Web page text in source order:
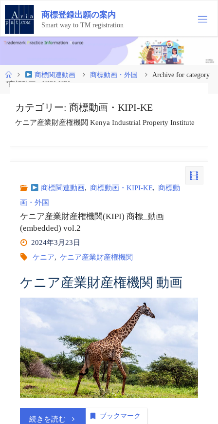
コ
テ
ン
ツ
ス
キ
商標登録出願の案内
Smart way to TM registration
ホ
ー
商標関連動画 商標動画・外国
Archive for category
"商標動画・KIPI-KE"
カテゴリー:商標動画・KIPI-KE
ケニア産業財産権機関 Kenya Industrial Property Institute
商標関連動画, 商標動画・KIPI-KE, 商標動
画・外国
ケニア産業財産権機関(KIPI) 商標_動画
(embedded) vol.2
2024年3月23日
ケニア, ケニア産業財産権機関
ケニア産業財産権機関 動画
続きを読む“ケ ブックマーク